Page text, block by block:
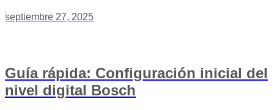
septiembre 27, 2025
Guía rápida: Configuración inicial del
nivel digital Bosch